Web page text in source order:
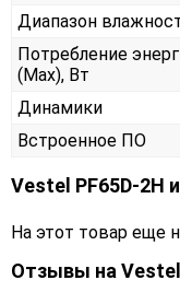
Диапазон
Потребление
(Max), Вт
Динамики
Встроенное ПО
Vestel PF65D-2H
На этот товар еще
Отзывы на